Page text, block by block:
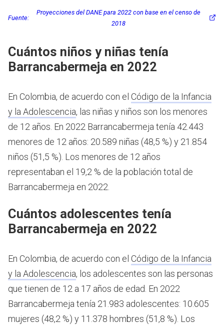
Fuente:
Proyecciones del DANE para 2022 con base en el censo de
2018
Cuántos niños y niñas tenía
Barrancabermeja en 2022
En Colombia, de acuerdo con el Código de la Infancia
y la Adolescencia, las niñas y niños son los menores
de 12 años. En 2022 Barrancabermeja tenía 42.443
menores de 12 años: 20.589 niñas (48,5 %) y 21.854
niños (51,5 %). Los menores de 12 años
representaban el 19,2 % de la población total de
Barrancabermeja en 2022.
Cuántos adolescentes tenía
Barrancabermeja en 2022
En Colombia, de acuerdo con el Código de la Infancia
y la Adolescencia, los adolescentes son las personas
que tienen de 12 a 17 años de edad. En 2022
Barrancabermeja tenía 21.983 adolescentes: 10.605
mujeres (48,2 %) y 11.378 hombres (51,8 %). Los